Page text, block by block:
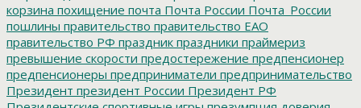
корзина похищение почта Почта России Почта_России
пошлины правительство правительство ЕАО
правительство РФ праздник праздники праймериз
превышение скорости предостережение предпенсионер
предпенсионеры предприниматели предпринимательство
Президент президент России Президент РФ